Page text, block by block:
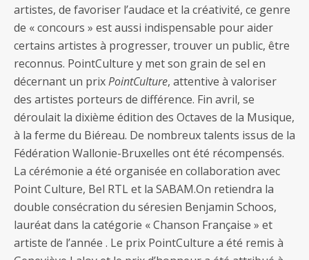
artistes, de favoriser l’audace et la créativité, ce genre
de « concours » est aussi indispensable pour aider
certains artistes à progresser, trouver un public, être
reconnus. PointCulture y met son grain de sel en
décernant un prixPointCulture, attentive à valoriser
des artistes porteurs de différence. Fin avril, se
déroulait la dixième édition des Octaves de la Musique,
à la ferme du Biéreau. De nombreux talents issus de la
Fédération Wallonie-Bruxelles ont été récompensés.
La cérémonie a été organisée en collaboration avec
Point Culture, Bel RTL et la SABAM.On retiendra la
double consécration du séresien Benjamin Schoos,
lauréat dans la catégorie « Chanson Française » et
artiste de l’année . Le prix PointCulture a été remis à